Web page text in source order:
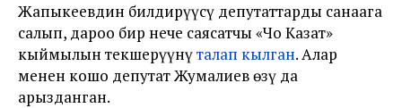
Жапыкеевдин билдирүүсү депутаттарды санаага
салып, дароо бир нече саясатчы «Чоң Казат»
кыймылын текшерүүнүталап кылган. Алар
менен кошо депутат Жумалиев өзү да
арызданган.